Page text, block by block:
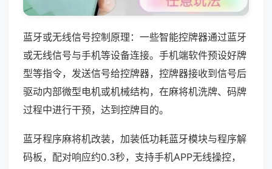
蓝牙或无线信号控制原理：一些智能控牌器通过蓝牙
或无线信号与手机等设备连接。手机端软件预设好牌
型等指令，发送信号给控牌器，控牌器接收到信号后
驱动内部微型电机或机械结构，在麻将机洗牌、码牌
过程中进行干预，达到控牌目的。
蓝牙程序麻将机改装，加装低功耗蓝牙模块与程序解
码板，配对响应约0.3秒，支持手机APP无线操控，